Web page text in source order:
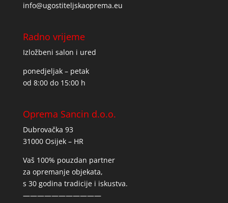
info@ugostiteljskaoprema.eu
Radno vrijeme
Izložbeni salon i ured
ponedjeljak – petak
od 8:00 do 15:00 h
Oprema Sancin d.o.o.
Dubrovačka 93
31000 Osijek – HR
Vaš 100% pouzdan partner
za opremanje objekata,
s 30 godina tradicije i iskustva.
———————————